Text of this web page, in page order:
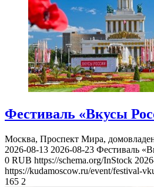
Фестиваль «Вкусы
Москва, Проспект Мира,
2026-08-13 2026-08-23 Фестиваль
0 RUB https://schema.org/InStock
https://kudamoscow.ru/event/festival-
165 2